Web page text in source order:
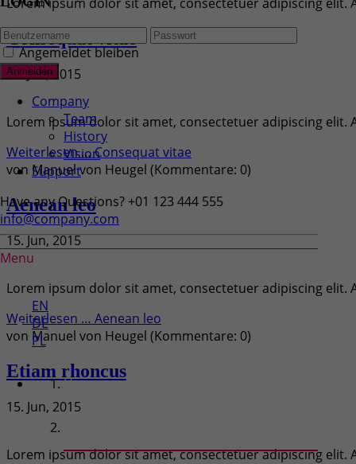
Angemeldet bleiben
Company
Team
History
Vision
Support
Have any Questions? +01 123 444 555
info@company.com
Menu
EN
DE
PL
Home
Consequat vitae
15. Jun, 2015
Lorem ipsum dolor sit amet, consectetuer adipiscing elit.
Weiterlesen …Consequat vitae
von Manuel von Heugel (Kommentare: 0)
Aenean leo
15. Jun, 2015
Lorem ipsum dolor sit amet, consectetuer adipiscing elit.
Weiterlesen … Aenean leo
von Manuel von Heugel (Kommentare: 0)
Etiam rhoncus
15. Jun, 2015
Lorem ipsum dolor sit amet, consectetuer adipiscing elit.